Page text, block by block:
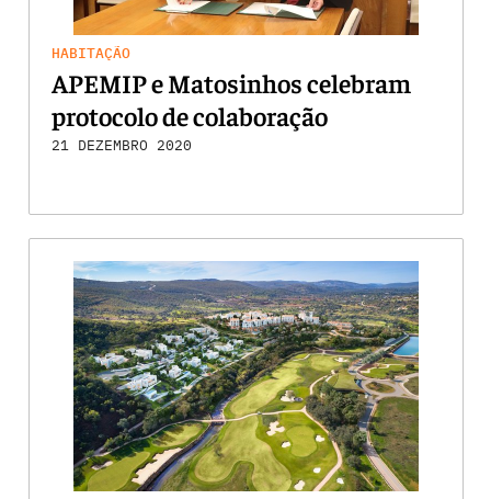
HABITAÇÃO
APEMIP e Matosinhos celebram
protocolo de colaboração
21 DEZEMBRO 2020